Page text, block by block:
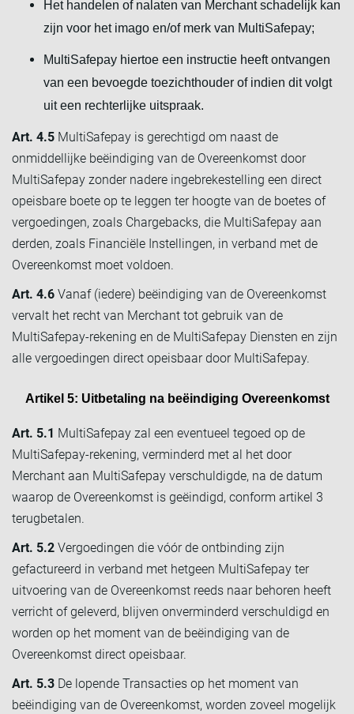
Het handelen of nalaten van Merchant schadelijk kan
zijn voor het imago en/of merk van MultiSafepay;
MultiSafepay hiertoe een instructie heeft ontvangen
van een bevoegde toezichthouder of indien dit volgt
uit een rechterlijke uitspraak.
Art. 4.5 MultiSafepay is gerechtigd om naast de
onmiddellijke beëindiging van de Overeenkomst door
MultiSafepay zonder nadere ingebrekestelling een direct
opeisbare boete op te leggen ter hoogte van de boetes of
vergoedingen, zoals Chargebacks, die MultiSafepay aan
derden, zoals Financiële Instellingen, in verband met de
Overeenkomst moet voldoen.
Art. 4.6 Vanaf (iedere) beëindiging van de Overeenkomst
vervalt het recht van Merchant tot gebruik van de
MultiSafepay-rekening en de MultiSafepay Diensten en zijn
alle vergoedingen direct opeisbaar door MultiSafepay.
Artikel 5: Uitbetaling na beëindiging Overeenkomst
Art. 5.1 MultiSafepay zal een eventueel tegoed op de
MultiSafepay-rekening, verminderd met al het door
Merchant aan MultiSafepay verschuldigde, na de datum
waarop de Overeenkomst is geëindigd, conform artikel 3
terugbetalen.
Art. 5.2 Vergoedingen die vóór de ontbinding zijn
gefactureerd in verband met hetgeen MultiSafepay ter
uitvoering van de Overeenkomst reeds naar behoren heeft
verricht of geleverd, blijven onverminderd verschuldigd en
worden op het moment van de beëindiging van de
Overeenkomst direct opeisbaar.
Art. 5.3 De lopende Transacties op het moment van
beëindiging van de Overeenkomst, worden zoveel mogelijk